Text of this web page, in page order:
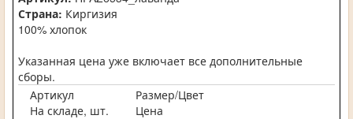
Страна: Киргизия
100% хлопок
Указанная цена уже включает все дополнительные
сборы.
Артикул
Размер/Цвет
На складе, шт.
Цена